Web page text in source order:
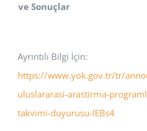
ve Sonuçlar
Ayrıntılı Bilgi İçin:
https://www.yok.gov.tr/tr/
uluslararasi-arastirma-
takvimi-duyurusu-IEBs4